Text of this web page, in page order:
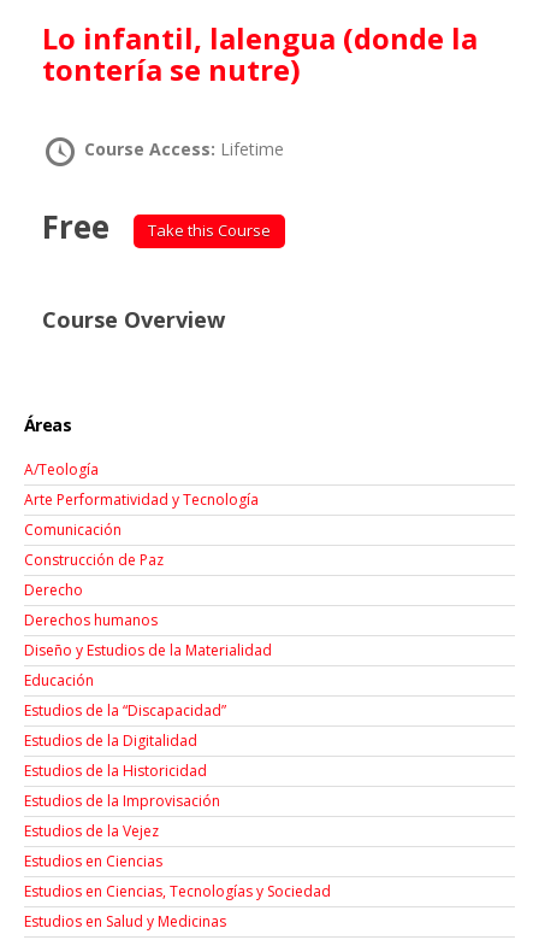
Lo infantil, lalengua (donde la
tontería se nutre)
Course Access: Lifetime
Free Take this Course
Course Overview
Áreas
A/Teología
Arte Performatividad y Tecnología
Comunicación
Construcción de Paz
Derecho
Derechos humanos
Diseño y Estudios de la Materialidad
Educación
Estudios de la “Discapacidad”
Estudios de la Digitalidad
Estudios de la Historicidad
Estudios de la Improvisación
Estudios de la Vejez
Estudios en Ciencias
Estudios en Ciencias, Tecnologías y Sociedad
Estudios en Salud y Medicinas